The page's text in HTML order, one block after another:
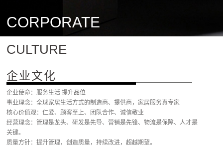
CORPORATE
CULTURE
企业文化
企业使命：服务生活 提升品位
事业理念：全球家居生活方式的制造商、提供商，家居服务真专家
核心价值观：仁爱、顾客至上、团队合作、诚信敬业
经营理念：管理是龙头、研发是先导、营销是先锋、物流是保障、人才是
关键。
质量方针：提升管理，创造质量，持续改进，超越期望。